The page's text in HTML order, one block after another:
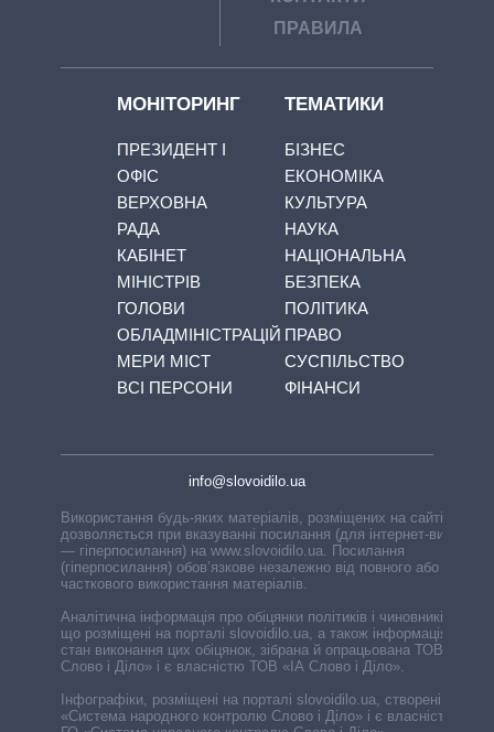
ПРАВИЛА
МОНІТОРИНГ
ПРЕЗИДЕНТ І
ОФІС
ВЕРХОВНА
РАДА
КАБІНЕТ
МІНІСТРІВ
ГОЛОВИ
ОБЛАДМІНІСТРАЦІЙ
МЕРИ МІСТ
ВСІ ПЕРСОНИ
ТЕМАТИКИ
БІЗНЕС
ЕКОНОМІКА
КУЛЬТУРА
НАУКА
НАЦІОНАЛЬНА
БЕЗПЕКА
ПОЛІТИКА
ПРАВО
СУСПІЛЬСТВО
ФІНАНСИ
info@slovoidilo.ua
Використання будь-яких матеріалів, розміщених на сайті,
дозволяється при вказуванні посилання (для інтернет-видань
— гіперпосилання) на www.slovoidilo.ua. Посилання
(гіперпосилання) обов’язкове незалежно від повного або
часткового використання матеріалів.
Аналітична інформація про обіцянки політиків і чиновників,
що розміщені на порталі slovoidilo.ua, а також інформація про
стан виконання цих обіцянок, зібрана й опрацьована ТОВ «ІА
Слово і Діло» і є власністю ТОВ «ІА Слово і Діло».
Інфографіки, розміщені на порталі slovoidilo.ua, створені ГО
«Система народного контролю Слово і Діло» і є власністю